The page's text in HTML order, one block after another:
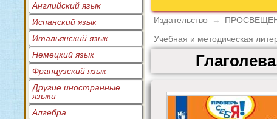
Английский язык
Испанский язык
Итальянский язык
Немецкий язык
Французский язык
Другие иностранные
языки
Алгебра
Издательство →
Учебная и методическая